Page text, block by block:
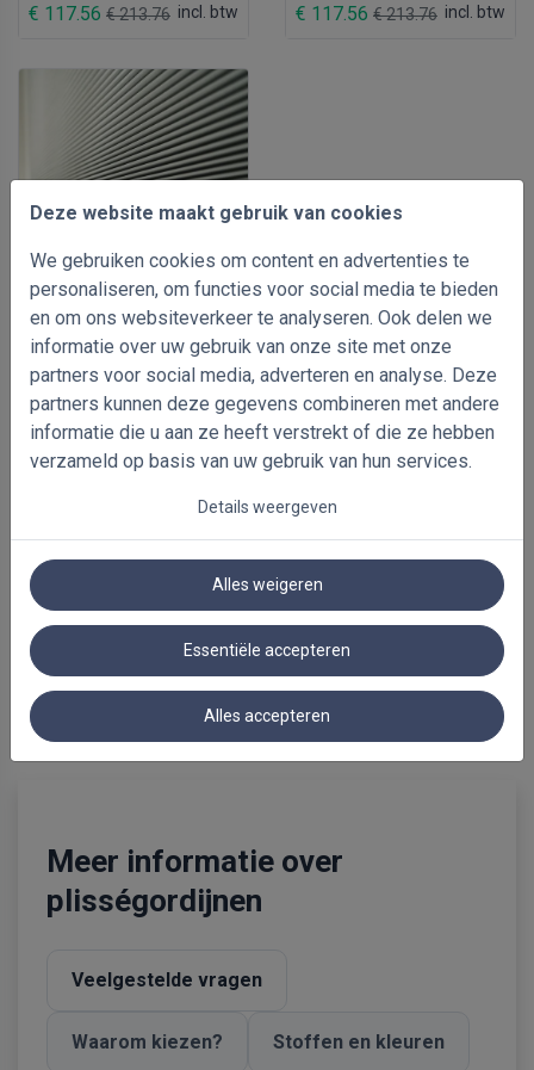
Deze website maakt gebruik van cookies
We gebruiken cookies om content en advertenties te
personaliseren, om functies voor social media te bieden
en om ons websiteverkeer te analyseren. Ook delen we
informatie over uw gebruik van onze site met onze
partners voor social media, adverteren en analyse. Deze
partners kunnen deze gegevens combineren met andere
informatie die u aan ze heeft verstrekt of die ze hebben
verzameld op basis van uw gebruik van hun services.
Details weergeven
Alles weigeren
Essentiële accepteren
Alles accepteren
€ 117.56 € 213.76 incl. btw € 117.56 € 213.76 incl. btw
-45%
Verduisterende dubbele
plissé
500 x 1000mm
€ 133.34€ 242.45 incl. btw
Meer informatie over
plisségordijnen
Veelgestelde vragen
Waarom kiezen? Stoffen en kleuren